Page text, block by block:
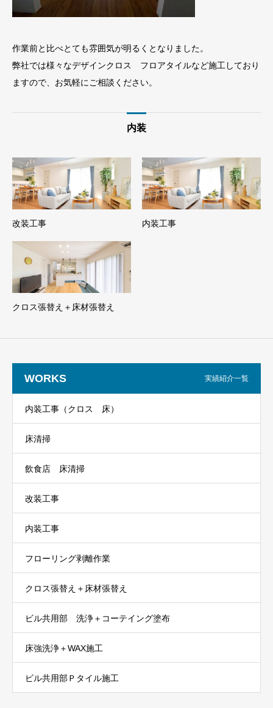
作業前と比べとても雰囲気が明るくとなりました。
弊社では様々なデザインクロス フロアタイルなど施工しており
ますので、お気軽にご相談ください。
内装
改装工事 内装工事
クロス張替え＋床材張替え
WORKS 実績紹介一覧
内装工事（クロス 床）
床清掃
飲食店 床清掃
改装工事
内装工事
フローリング剥離作業
クロス張替え＋床材張替え
ビル共用部 洗浄＋コーテイング塗布
床強洗浄＋WAX施工
ビル共用部Ｐタイル施工